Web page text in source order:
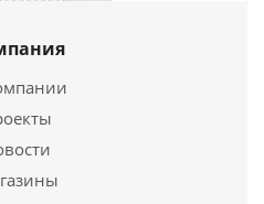
Белая (11*11) 11B
руб.